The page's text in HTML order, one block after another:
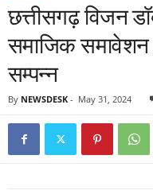
छत्तीसगढ़ विजन
समाजिक
सम्पन्न
By NEWSDESK - May 31, 2024